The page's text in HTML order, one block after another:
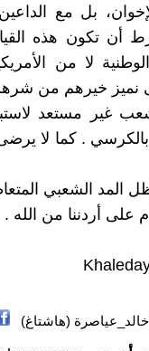
بل مع
أن تكون هذه
لا من
خيرهم من
غير مستعد
بالكرسي . كما لا
المد الشعبي
على أردننا من الله .
(هاشتاغ)